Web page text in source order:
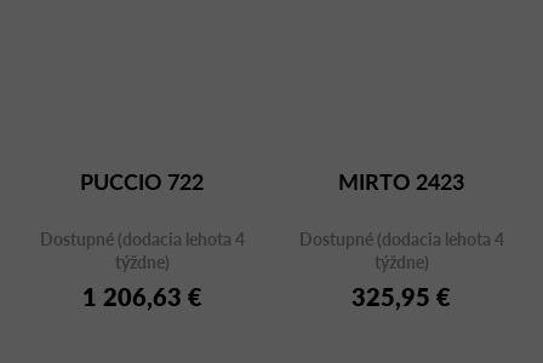
PUCCIO 722
Dostupné (dodacia lehota 4
týždne)
1 206,63 €
MIRTO 2423
Dostupné (dodacia lehota 4
týždne)
325,95 €